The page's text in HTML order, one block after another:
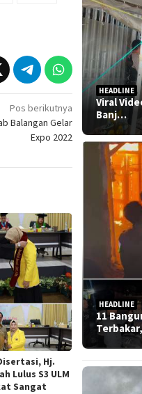
Pos berikutnya
Balangan Gelar
Expo 2022
Hj.
Lulus S3 ULM
Sangat
HEADLINE
Viral
Banj…
HEADLINE
11